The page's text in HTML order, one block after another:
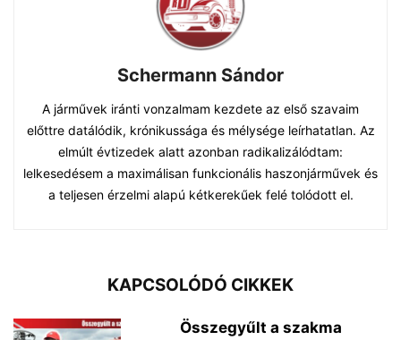
Schermann Sándor
A járművek iránti vonzalmam kezdete az első szavaim
előttre datálódik, krónikussága és mélysége leírhatatlan. Az
elmúlt évtizedek alatt azonban radikalizálódtam:
lelkesedésem a maximálisan funkcionális haszonjárművek és
a teljesen érzelmi alapú kétkerekűek felé tolódott el.
KAPCSOLÓDÓ CIKKEK
Összegyűlt a szakma